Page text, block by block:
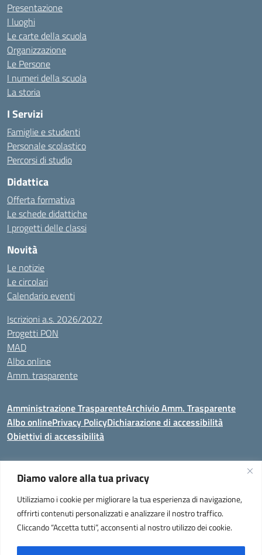
Diamo valore alla tua privacy
Utilizziamo i cookie per migliorare la tua esperienza di navigazione,
offrirti contenuti personalizzati e analizzare il nostro traffico.
Cliccando “Accetta tutti”, acconsenti al nostro utilizzo dei cookie.
Presentazione
I luoghi
Le carte della scuola
Organizzazione
Le Persone
I numeri della scuola
La storia
I Servizi
Famiglie e studenti
Personale scolastico
Percorsi di studio
Didattica
Offerta formativa
Le schede didattiche
I progetti delle classi
Novità
Le notizie
Le circolari
Calendario eventi
Iscrizioni a.s. 2026/2027
Progetti PON
MAD
Albo online
Amm. trasparente
Amministrazione TrasparenteArchivio Amm. Trasparente
Albo onlinePrivacy PolicyDichiarazione di accessibilità
Obiettivi di accessibilità
Codice meccanografico:VEIC859007
Istituto Comprensivo di Portogruaro e Fossalta di Portogruaro- Via
Liguria 32, Portogruaro 30026 (VENEZIA)
Tel. +39 0421 273251 oppure +39 0421 273280